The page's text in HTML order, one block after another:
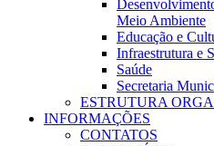
Meio Ambiente
Educação e
Infraestrutura e
Saúde
Secretaria
ESTRUTURA
INFORMAÇÕES
CONTATOS